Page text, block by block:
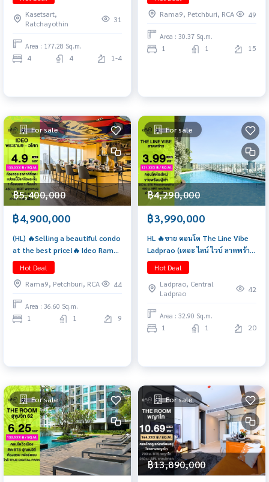
และ ม.เกษตร 087-808-3690 ฟีฟ่า
Kasetsart,
Ratchayothin
31
Area : 177.28 Sq.m.
4 4 1-4
Rama9, Petchburi, RCA
49
Area : 30.37 Sq.m.
1 1 15
For sale
฿5,400,000
฿4,900,000
(HL) 🔥Selling a beautiful condo
at the best price!🔥 Ideo Rama
9 - Asoke (1 bedroom, 1
bathroom, 36.6 sq.m.) Only 4.9
MB!! Tel. 0922635410 Earth
Hot Deal
Rama9, Petchburi, RCA
44
Area : 36.60 Sq.m.
1 1 9
For sale
฿4,290,000
฿3,990,000
HL 🔥ขาย คอนโด The Line Vibe
Ladprao (เดอะ ไลน์ ไวบ์ ลาดพร้าว
) ✨
Hot Deal
Ladprao, Central
Ladprao
42
Area : 32.90 Sq.m.
1 1 20
For sale For sale
฿13,890,000